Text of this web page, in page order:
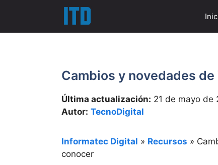
contenido
Cambios y novedades
Última actualización: 21 de mayo de
Autor: TecnoDigital
Informatec Digital » Recursos »
conocer